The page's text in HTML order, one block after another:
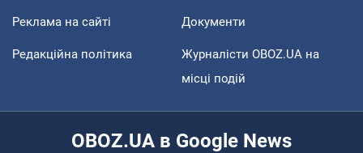
Реклама на сайті Документи
Редакційна політика
Журналісти OBOZ.UA на
місці подій
OBOZ.UA в Google News